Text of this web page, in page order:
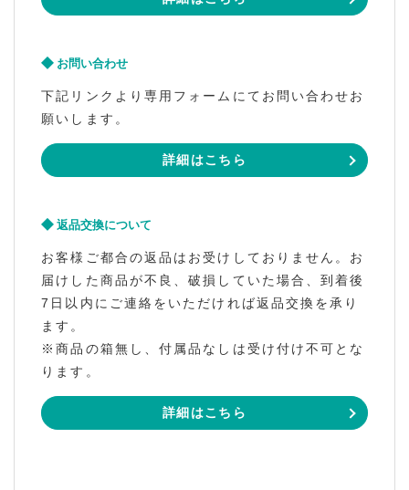
お問い合わせ
下記リンクより専用フォームにてお問い合わせお
願いします。
詳細はこちら
返品交換について
お客様ご都合の返品はお受けしておりません。お
届けした商品が不良、破損していた場合、到着後
7日以内にご連絡をいただければ返品交換を承り
ます。
※商品の箱無し、付属品なしは受け付け不可とな
ります。
詳細はこちら